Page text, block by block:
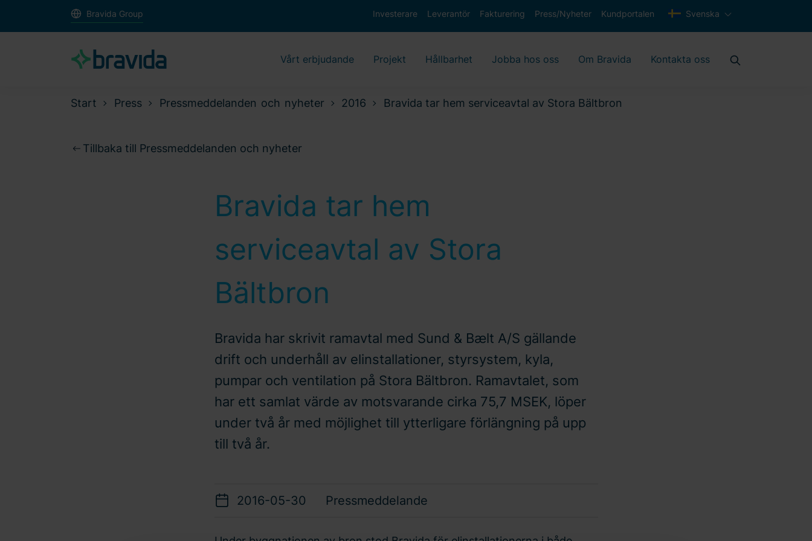
Bravida Group Investerare Leverantör Fakturering Press/Nyheter Kundportalen Svenska
Vårt erbjudande Projekt Hållbarhet Jobba hos oss Om Bravida Kontakta oss
Start Press Pressmeddelanden och nyheter 2016 Bravida tar hem serviceavtal av Stora Bältbron
Tillbaka till Pressmeddelanden och nyheter
Bravida tar hem
serviceavtal av Stora
Bältbron
Bravida har skrivit ramavtal med Sund & Bælt A/S gällande
drift och underhåll av elinstallationer, styrsystem, kyla,
pumpar och ventilation på Stora Bältbron. Ramavtalet, som
har ett samlat värde av motsvarande cirka 75,7 MSEK, löper
under två år med möjlighet till ytterligare förlängning på upp
till två år.
2016-05-30 Pressmeddelande